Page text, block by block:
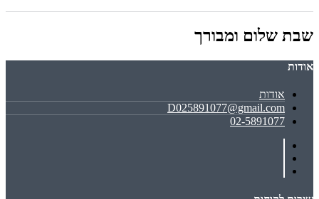
שבת שלום ומבורך
אודות
אודות
D025891077@gmail.com
02-5891077